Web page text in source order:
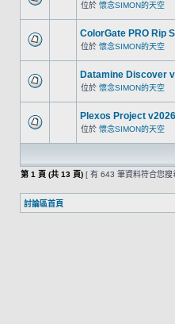
位於 懷念SIMON的天空
ColorGate PRO Rip
位於 懷念SIMON的天空
Datamine Discover
位於 懷念SIMON的天空
Plexos Project v2026
位於 懷念SIMON的天空
第 1 頁 (共 13 頁) [ 有 643 筆資料符合您搜
討論區首頁